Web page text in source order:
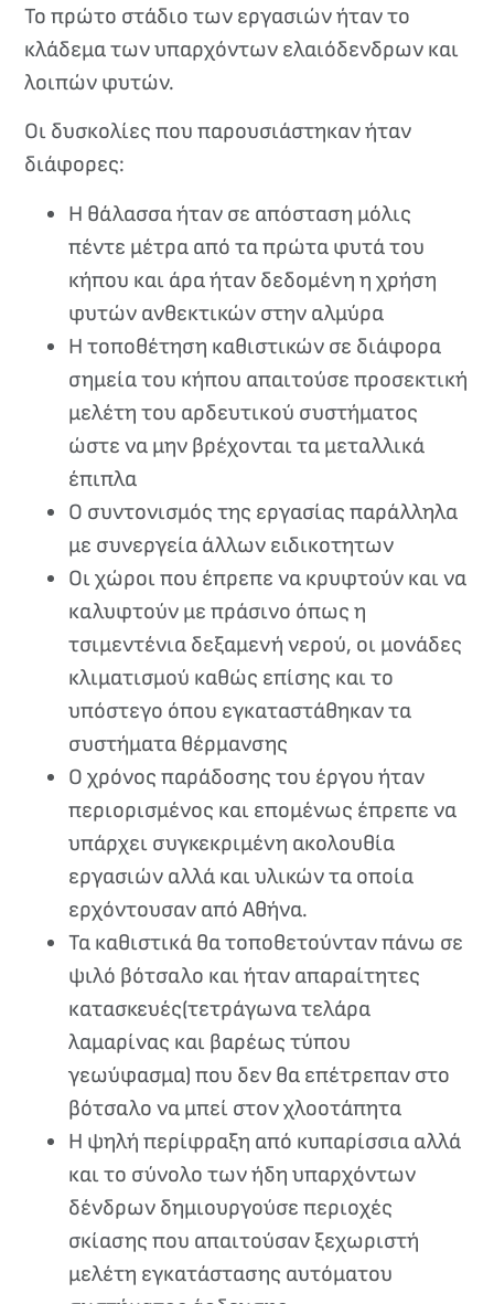
Το πρώτο στάδιο των εργασιών ήταν το
κλάδεμα των υπαρχόντων ελαιόδενδρων και
λοιπών φυτών.
Οι δυσκολίες που παρουσιάστηκαν ήταν
διάφορες:
Η θάλασσα ήταν σε απόσταση μόλις
πέντε μέτρα από τα πρώτα φυτά του
κήπου και άρα ήταν δεδομένη η χρήση
φυτών ανθεκτικών στην αλμύρα
Η τοποθέτηση καθιστικών σε διάφορα
σημεία του κήπου απαιτούσε προσεκτική
μελέτη του αρδευτικού συστήματος
ώστε να μην βρέχονται τα μεταλλικά
έπιπλα
Ο συντονισμός της εργασίας παράλληλα
με συνεργεία άλλων ειδικοτητων
Οι χώροι που έπρεπε να κρυφτούν και να
καλυφτούν με πράσινο όπως η
τσιμεντένια δεξαμενή νερού, οι μονάδες
κλιματισμού καθώς επίσης και το
υπόστεγο όπου εγκαταστάθηκαν τα
συστήματα θέρμανσης
Ο χρόνος παράδοσης του έργου ήταν
περιορισμένος και επομένως έπρεπε να
υπάρχει συγκεκριμένη ακολουθία
εργασιών αλλά και υλικών τα οποία
ερχόντουσαν από Αθήνα.
Τα καθιστικά θα τοποθετούνταν πάνω σε
ψιλό βότσαλο και ήταν απαραίτητες
κατασκευές(τετράγωνα τελάρα
λαμαρίνας και βαρέως τύπου
γεωύφασμα) που δεν θα επέτρεπαν στο
βότσαλο να μπεί στον χλοοτάπητα
Η ψηλή περίφραξη από κυπαρίσσια αλλά
και το σύνολο των ήδη υπαρχόντων
δένδρων δημιουργούσε περιοχές
σκίασης που απαιτούσαν ξεχωριστή
μελέτη εγκατάστασης αυτόματου